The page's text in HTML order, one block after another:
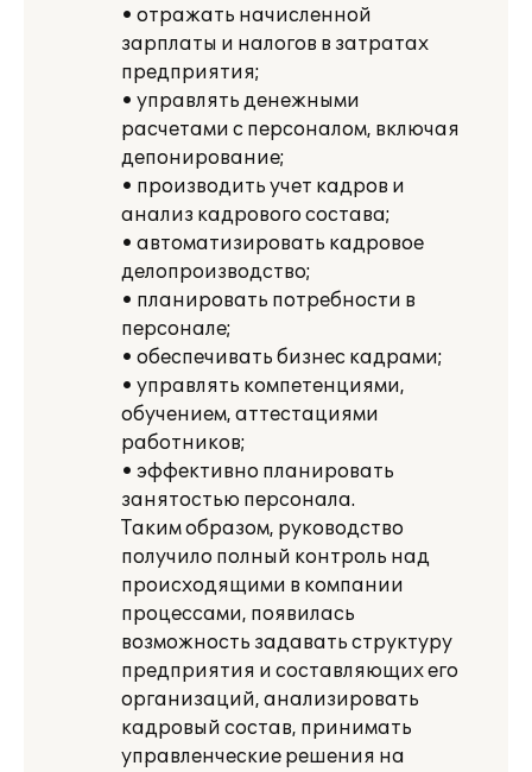
• отражать начисленной
зарплаты и налогов в затратах
предприятия;
• управлять денежными
расчетами с персоналом, включая
депонирование;
• производить учет кадров и
анализ кадрового состава;
• автоматизировать кадровое
делопроизводство;
• планировать потребности в
персонале;
• обеспечивать бизнес кадрами;
• управлять компетенциями,
обучением, аттестациями
работников;
• эффективно планировать
занятостью персонала.
Таким образом, руководство
получило полный контроль над
происходящими в компании
процессами, появилась
возможность задавать структуру
предприятия и составляющих его
организаций, анализировать
кадровый состав, принимать
управленческие решения на